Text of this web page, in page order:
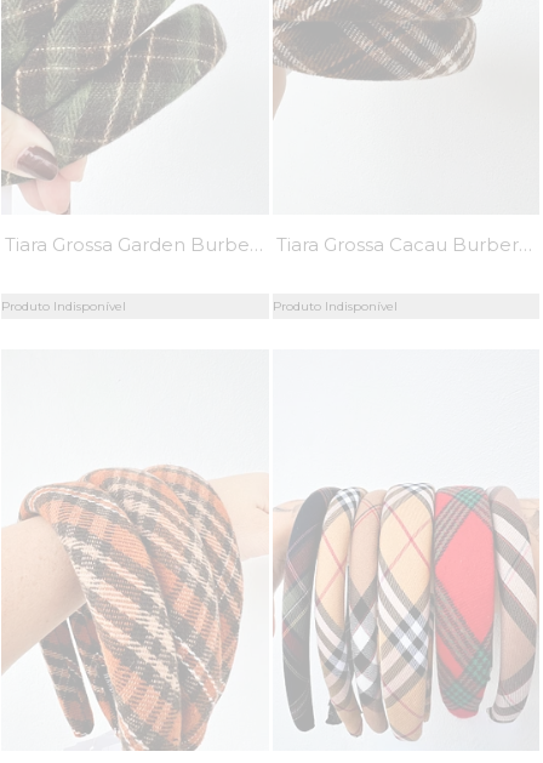
Tiara Grossa Garden Burberry - MiniMoni
Produto Indisponível
Tiara Grossa Cacau Burberry - MiniMoni
Produto Indisponível